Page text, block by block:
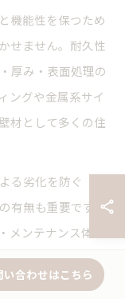
機能性を保つため
せません。耐久性
厚み・表面処理の
ングや金属系サイ
材として多くの住
る劣化を防ぐ「高
有無も重要です。
ンテナンス体制
ラブルにも早期対
点でサイディング
い合わせはこちら